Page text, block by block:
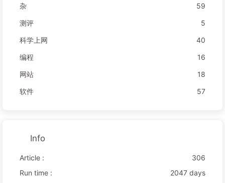
杂
59
测评
5
科学上网
40
编程
16
网站
18
软件
57
Info
Article :
306
Run time :
2047 days